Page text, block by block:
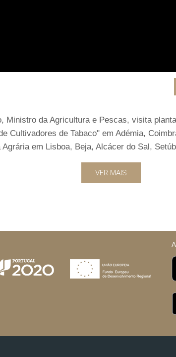
Ministro da Agricultura e Pescas, visita
Cultivadores de Tabaco" em Adémia,
em Lisboa, Beja, Alcácer do Sal,
VER MAIS